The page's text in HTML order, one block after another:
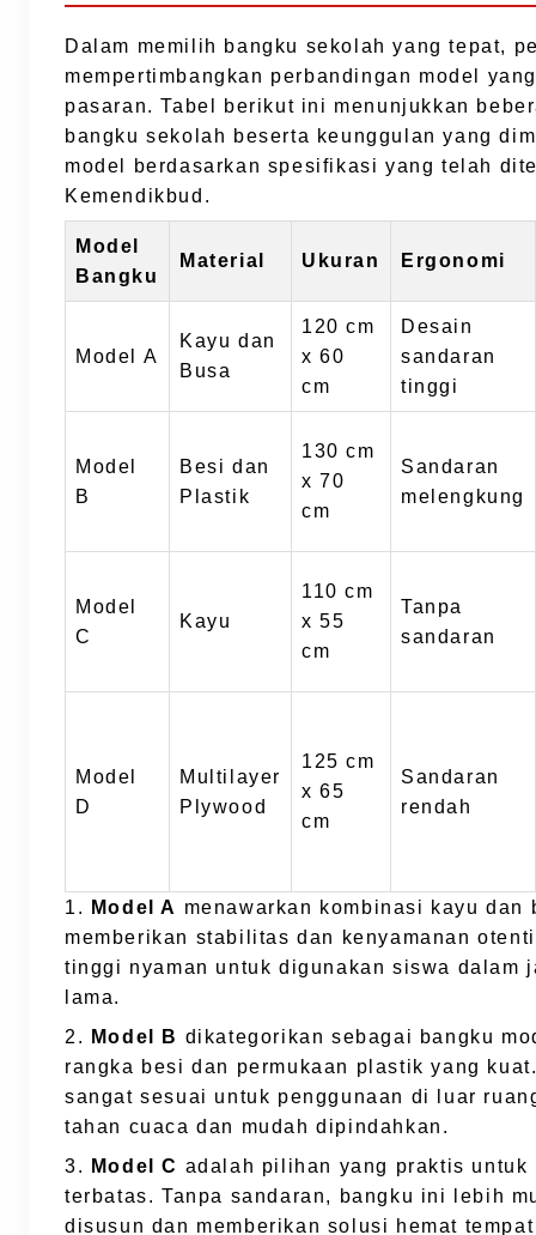
Dalam memilih bangku sekolah yang tepat,
mempertimbangkan perbandingan model
pasaran. Tabel berikut ini menunjukkan
bangku sekolah beserta keunggulan yang
model berdasarkan spesifikasi yang telah
Kemendikbud.
Model
Bangku
Material Ukuran Ergonomi
Model A
Kayu dan
Busa
120 cm
x 60
cm
Desain
sandaran
tinggi
Model
B
Besi dan
Plastik
130 cm
x 70
cm
Sandaran
melengkung
Model
C
Kayu
110 cm
x 55
cm
Tanpa
sandaran
Model
D
Multilayer
Plywood
125 cm
x 65
cm
Sandaran
rendah
1. Model A menawarkan kombinasi kayu dan
memberikan stabilitas dan kenyamanan
tinggi nyaman untuk digunakan siswa dalam
lama.
2.
Model B dikategorikan sebagai bangku
rangka besi dan permukaan plastik yang
sangat sesuai untuk penggunaan di luar
tahan cuaca dan mudah dipindahkan.
3.
Model C adalah pilihan yang praktis untuk
terbatas. Tanpa sandaran, bangku ini lebih
disusun dan memberikan solusi hemat